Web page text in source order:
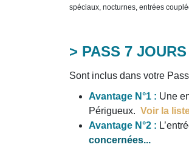
spéciaux, nocturnes, entrées
> PASS 7 JOURS
Sont inclus dans votre
Avantage N°1 : Une
Périgueux. Voir la
Avantage N°2 :
concernées...